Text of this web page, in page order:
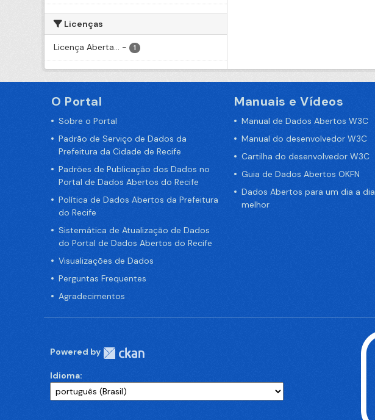
Licenças
Licença Aberta... - 1
O Portal
Sobre o Portal
Padrão de Serviço de Dados da
Prefeitura da Cidade de Recife
Padrões de Publicação dos Dados no
Portal de Dados Abertos do Recife
Política de Dados Abertos da Prefeitura
do Recife
Sistemática de Atualização de Dados
do Portal de Dados Abertos do Recife
Visualizações de Dados
Perguntas Frequentes
Agradecimentos
Manuais e Vídeos
Manual de Dados Abertos W3C
Manual do desenvolvedor W3C
Cartilha do desenvolvedor W3C
Guia de Dados Abertos OKFN
Dados Abertos para um dia a dia
melhor
Powered by
Idioma